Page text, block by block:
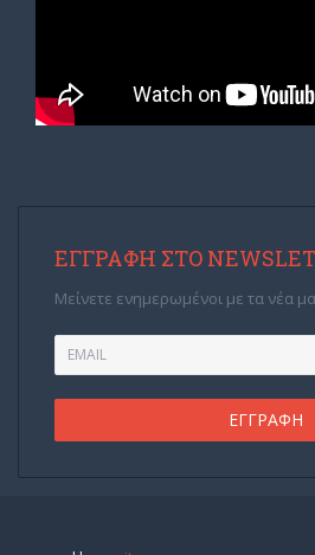
ΕΓΓΡΑΦΉ ΣΤΟ
Μείνετε ενημερωμένοι με τα νέα